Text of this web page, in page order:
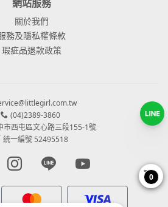
網站服務
關於我們
務及隱私權條款
瑕疵品退款政策
(04)2389-3860
市西屯區文心路三段155-1號
統一編號 52495518
page
Instagram page
Line pageYoutube page
0